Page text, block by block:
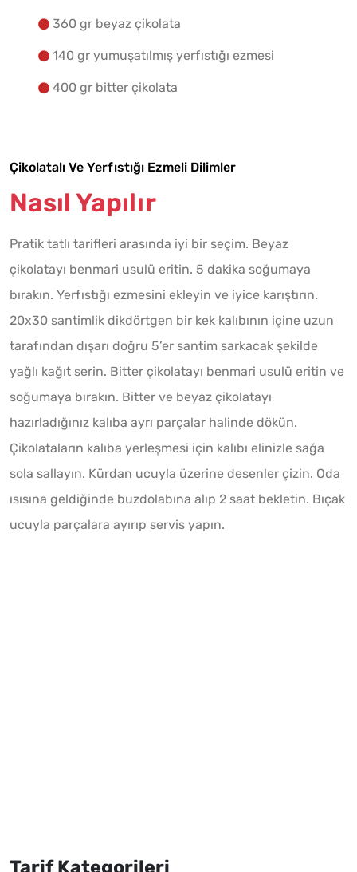
360 gr beyaz çikolata
140 gr yumuşatılmış yerfıstığı ezmesi
400 gr bitter çikolata
Çikolatalı Ve Yerfıstığı Ezmeli Dilimler
Nasıl Yapılır
Pratik tatlı tarifleri arasında iyi bir seçim. Beyaz
çikolatayı benmari usulü eritin. 5 dakika soğumaya
bırakın. Yerfıstığı ezmesini ekleyin ve iyice karıştırın.
20x30 santimlik dikdörtgen bir kek kalıbının içine uzun
tarafından dışarı doğru 5’er santim sarkacak şekilde
yağlı kağıt serin. Bitter çikolatayı benmari usulü eritin ve
soğumaya bırakın. Bitter ve beyaz çikolatayı
hazırladığınız kalıba ayrı parçalar halinde dökün.
Çikolataların kalıba yerleşmesi için kalıbı elinizle sağa
sola sallayın. Kürdan ucuyla üzerine desenler çizin. Oda
ısısına geldiğinde buzdolabına alıp 2 saat bekletin. Bıçak
ucuyla parçalara ayırıp servis yapın.
Tarif Kategorileri